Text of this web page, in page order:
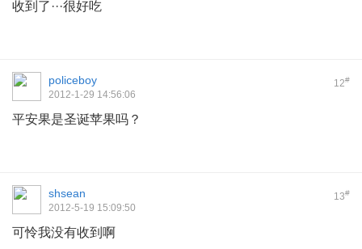
收到了···很好吃
12#
policeboy
2012-1-29 14:56:06
平安果是圣诞苹果吗？
13#
shsean
2012-5-19 15:09:50
可怜我没有收到啊